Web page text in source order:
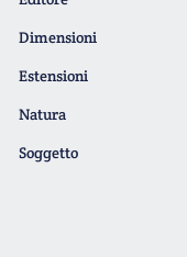
Dimensioni
Estensioni
Natura
Soggetto